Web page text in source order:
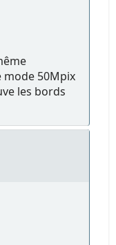
50Mpix
les bords